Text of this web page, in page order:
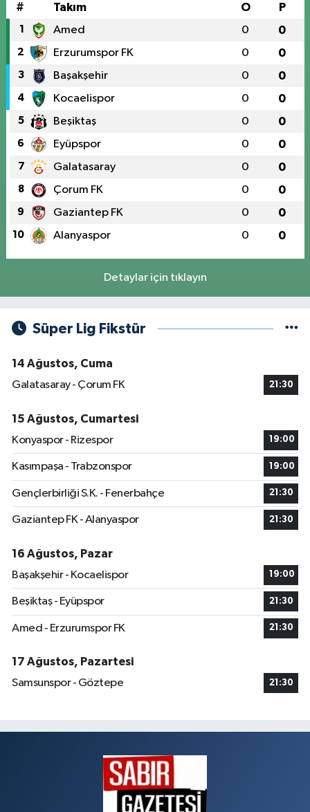
# Takım O P
1 Amed 0 0
2 Erzurumspor FK 0 0
3 Başakşehir 0 0
4 Kocaelispor 0 0
5 Beşiktaş 0 0
6 Eyüpspor 0 0
7 Galatasaray 0 0
8 Çorum FK 0 0
9 Gaziantep FK 0 0
10 Alanyaspor 0 0
Detaylar için tıklayın
Süper Lig Fikstür
14 Ağustos, Cuma
Galatasaray - Çorum FK
21:30
15 Ağustos, Cumartesi
Konyaspor - Rizespor
19:00
Kasımpaşa - Trabzonspor 19:00
Gençlerbirliği S.K. - Fenerbahçe 21:30
Gaziantep FK - Alanyaspor 21:30
16 Ağustos, Pazar
Başakşehir - Kocaelispor
19:00
Beşiktaş - Eyüpspor 21:30
Amed - Erzurumspor FK 21:30
17 Ağustos, Pazartesi
Samsunspor - Göztepe
21:30